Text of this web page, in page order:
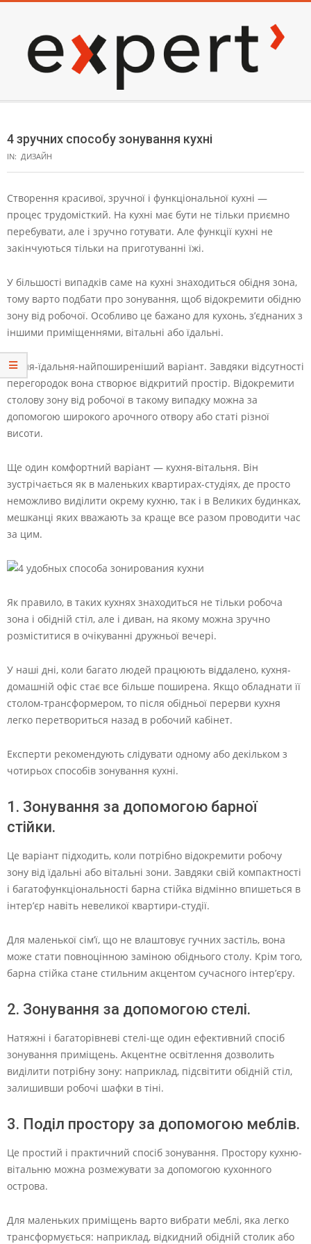
content
EXPERT
Menu
4 зручних способу зонування кухні
IN: ДИЗАЙН
Створення красивої, зручної і функціональної кухні —
процес трудомісткий. На кухні має бути не тільки приємно
перебувати, але і зручно готувати. Але функції кухні не
закінчуються тільки на приготуванні їжі.
У більшості випадків саме на кухні знаходиться обідня зона,
тому варто подбати про зонування, щоб відокремити обідню
зону від робочої. Особливо це бажано для кухонь, з’єднаних з
іншими приміщеннями, вітальні або їдальні.
Кухня-їдальня-найпоширеніший варіант. Завдяки відсутності
перегородок вона створює відкритий простір. Відокремити
столову зону від робочої в такому випадку можна за
допомогою широкого арочного отвору або статі різної
висоти.
Ще один комфортний варіант — кухня-вітальня. Він
зустрічається як в маленьких квартирах-студіях, де просто
неможливо виділити окрему кухню, так і в Великих будинках,
мешканці яких вважають за краще все разом проводити час
за цим.
Як правило, в таких кухнях знаходиться не тільки робоча
зона і обідній стіл, але і диван, на якому можна зручно
розміститися в очікуванні дружньої вечері.
У наші дні, коли багато людей працюють віддалено, кухня-
домашній офіс стає все більше поширена. Якщо обладнати її
столом-трансформером, то після обідньої перерви кухня
легко перетвориться назад в робочий кабінет.
Експерти рекомендують слідувати одному або декільком з
чотирьох способів зонування кухні.
1. Зонування за допомогою барної
стійки.
Це варіант підходить, коли потрібно відокремити робочу
зону від їдальні або вітальні зони. Завдяки свій компактності
і багатофункціональності барна стійка відмінно впишеться в
інтер’єр навіть невеликої квартири-студії.
Для маленької сім’ї, що не влаштовує гучних застіль, вона
може стати повноцінною заміною обіднього столу. Крім того,
барна стійка стане стильним акцентом сучасного інтер’єру.
2. Зонування за допомогою стелі.
Натяжні і багаторівневі стелі-ще один ефективний спосіб
зонування приміщень. Акцентне освітлення дозволить
виділити потрібну зону: наприклад, підсвітити обідній стіл,
залишивши робочі шафки в тіні.
3. Поділ простору за допомогою меблів.
Це простий і практичний спосіб зонування. Простору кухню-
вітальню можна розмежувати за допомогою кухонного
острова.
Для маленьких приміщень варто вибрати меблі, яка легко
трансформується: наприклад, відкидний обідній столик або